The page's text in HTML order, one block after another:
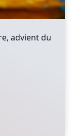
advient du